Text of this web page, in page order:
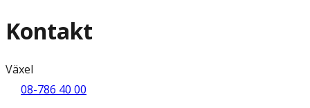
Kontakt
Växel
08-786 40 00